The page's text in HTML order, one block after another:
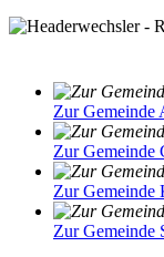
Zur Gemeinde
Zur Gemeinde
Zur Gemeinde
Zur Gemeinde